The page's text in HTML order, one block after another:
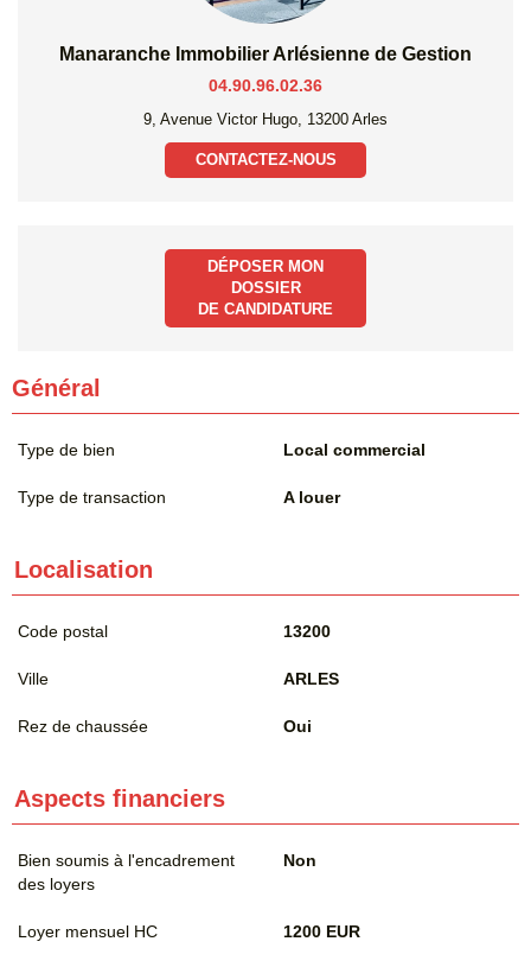
Manaranche Immobilier Arlésienne de Gestion
04.90.96.02.36
9, Avenue Victor Hugo, 13200 Arles
CONTACTEZ-NOUS
DÉPOSER MON
DOSSIER
DE CANDIDATURE
Général
Type de bien Local commercial
Type de transaction A louer
Localisation
Code postal 13200
Ville ARLES
Rez de chaussée Oui
Aspects financiers
Bien soumis à l'encadrement
des loyers
Non
Loyer mensuel HC 1200 EUR